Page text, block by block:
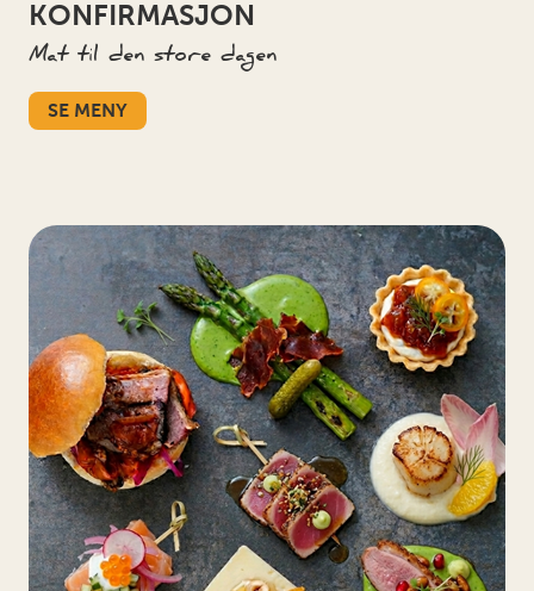
KONFIRMASJON
Mat til den store dagen
SE MENY